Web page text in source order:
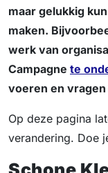
maar gelukkig
maken.
werk van
Campagne te
voeren en
Op deze pagina
verandering. Doe